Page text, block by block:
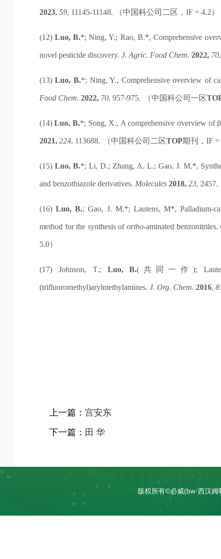
2023, 59, 11145-11148. （中国科公司 二区， IF = 4.2）
(12)Luo, B.*; Ning, Y.; Rao, B.*, Comprehensive
novel pesticide discovery. J. Agric. Food Chem. 2022, 70
(13)Luo, B.*; Ning, Y., Comprehensive overview of
Food Chem. 2022, 70, 957-975. （中国科公司 一区
(14)Luo, B.*; Song, X., A comprehensive overview of
2021, 224, 113688. （中国科公司 二区TOP期刊， IF =
(15) Luo, B.*; Li, D.; Zhang, A. L.; Gao, J. M.*,
and benzothiazole derivatives. Molecules 2018, 23, 2457.
(16)Luo, B.; Gao, J. M.*; Lautens, M*, Palladium-
method for the synthesis ofortho-aminated benzonitriles.
5.0）
(17) Johnson, T.; Luo, B.( 共同一作 );
(trifluoromethyl)arylmethylamines. J. Org. Chem. 2016,
上一篇： 宫安东
下一篇： 田 华
版权所有©必威(bw·西汉